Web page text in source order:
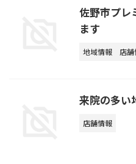
佐野市プレ
ます
地域情報 店
来院の多い
店舗情報